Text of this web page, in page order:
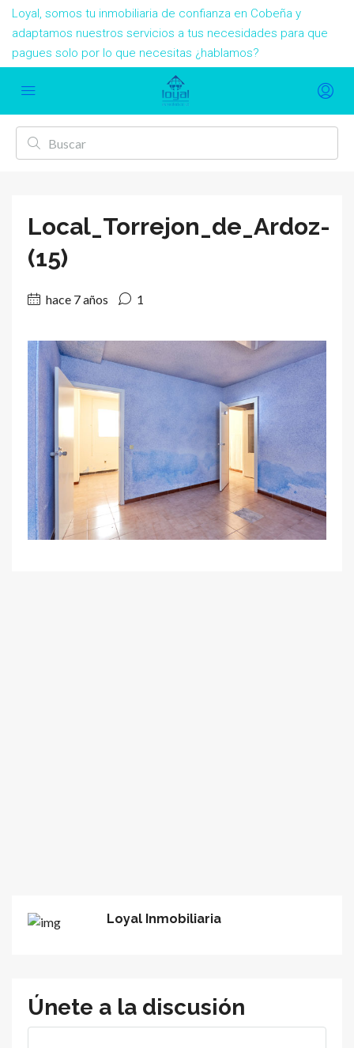
Loyal, somos tu inmobiliaria de confianza en Cobeña y
adaptamos nuestros servicios a tus necesidades para que
pagues solo por lo que necesitas ¿hablamos?
Local_Torrejon_de_Ardoz-
(15)
hace 7 años 1
Loyal Inmobiliaria
Únete a la discusión